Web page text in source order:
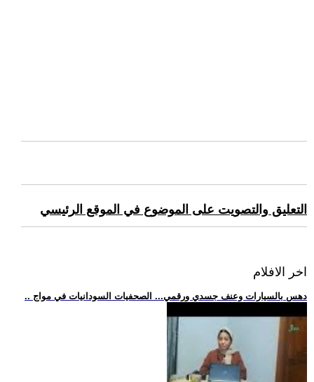
التعليق والتصويت على الموضوع في الموقع الرئيسي
اخر الافلام
.. دهس بالسيارات وعنف جسدي ورقمي... الصحفيات السودانيات في مواج